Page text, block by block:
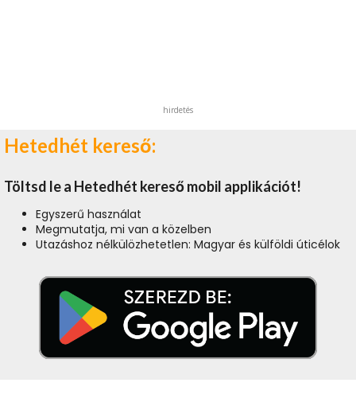
hirdetés
Hetedhét kereső:
Töltsd le a Hetedhét kereső mobil applikációt!
Egyszerű használat
Megmutatja, mi van a közelben
Utazáshoz nélkülözhetetlen: Magyar és külföldi úticélok